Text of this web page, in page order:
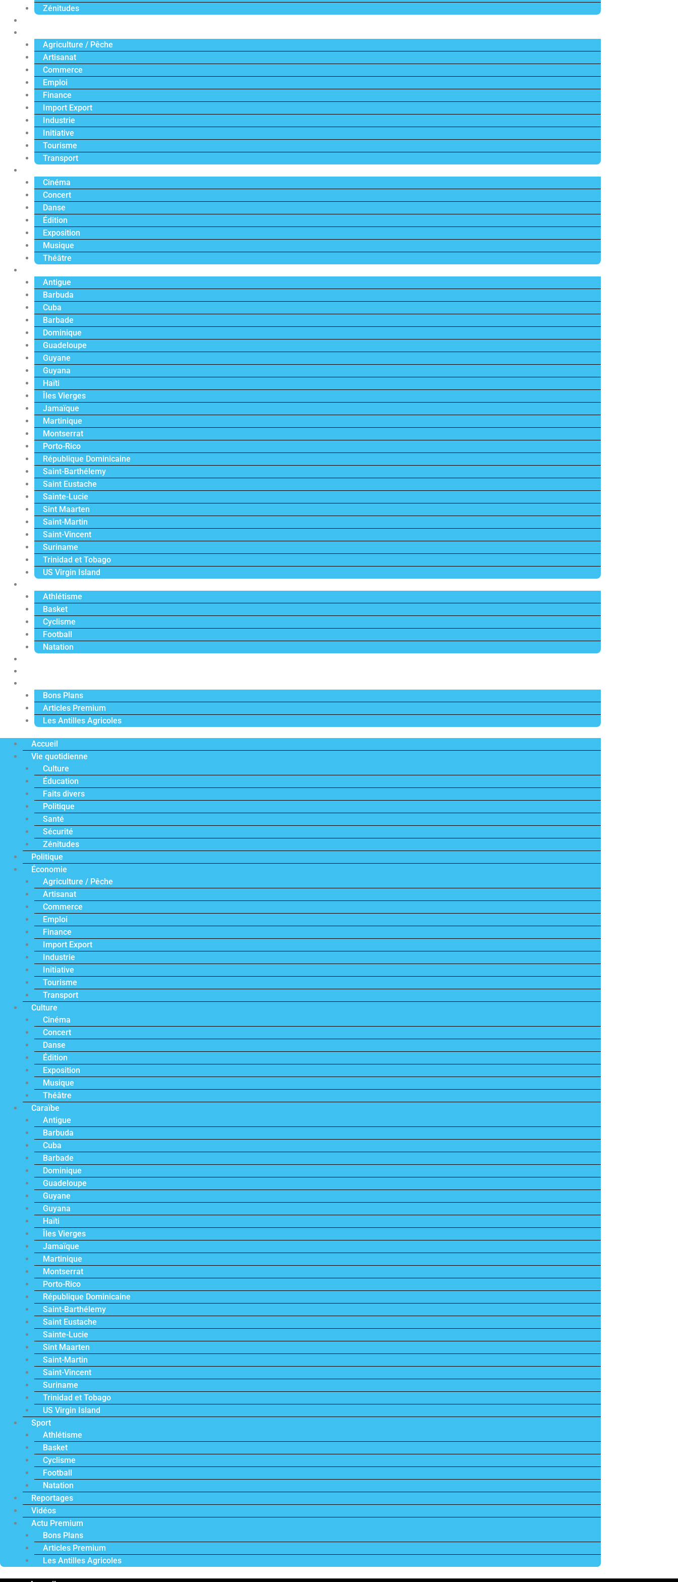
Zénitudes
Agriculture / Pêche
Artisanat
Commerce
Emploi
Finance
Import Export
Industrie
Initiative
Tourisme
Transport
Cinéma
Concert
Danse
Édition
Exposition
Musique
Théâtre
Antigue
Barbuda
Cuba
Barbade
Dominique
Guadeloupe
Guyane
Guyana
Haïti
Îles Vierges
Jamaïque
Martinique
Montserrat
Porto-Rico
République Dominicaine
Saint-Barthélemy
Saint Eustache
Sainte-Lucie
Sint Maarten
Saint-Martin
Saint-Vincent
Suriname
Trinidad et Tobago
US Virgin Island
Athlétisme
Basket
Cyclisme
Football
Natation
Bons Plans
Articles Premium
Les Antilles Agricoles
Accueil
Vie quotidienne
Culture
Éducation
Faits divers
Politique
Santé
Sécurité
Zénitudes
Politique
Économie
Agriculture / Pêche
Artisanat
Commerce
Emploi
Finance
Import Export
Industrie
Initiative
Tourisme
Transport
Culture
Cinéma
Concert
Danse
Édition
Exposition
Musique
Théâtre
Caraïbe
Antigue
Barbuda
Cuba
Barbade
Dominique
Guadeloupe
Guyane
Guyana
Haïti
Îles Vierges
Jamaïque
Martinique
Montserrat
Porto-Rico
République Dominicaine
Saint-Barthélemy
Saint Eustache
Sainte-Lucie
Sint Maarten
Saint-Martin
Saint-Vincent
Suriname
Trinidad et Tobago
US Virgin Island
Sport
Athlétisme
Basket
Cyclisme
Football
Natation
Reportages
Vidéos
Actu Premium
Bons Plans
Articles Premium
Les Antilles Agricoles